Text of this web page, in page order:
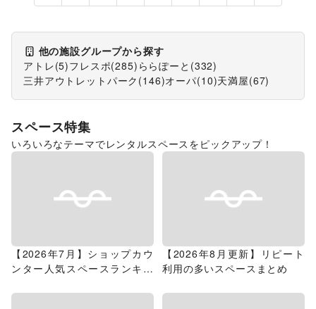
他の施設グループから探す
アトレ(5)フレスポ(285) ららぽーと (332)
三井アウトレットパーク (146)オーパ(10)天満屋(67)
スペース特集
いろいろなテーマでレンタルスペースをピックアップ！
【2026年7月】ショップカウ
ンター人気スペースランキン
【2026年8月更新】リピート
利用の多いスペースまとめ